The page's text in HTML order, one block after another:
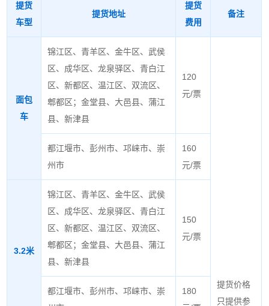
提货
车型
提货地址
提货
费用
备注
面包
车
锦江区、青羊区、金牛区、武侯
区、成华区、龙泉驿区、青白江
区、新都区、温江区、双流区、
郫都区；金堂县、大邑县、蒲江
县、新津县
120
元/票
提货价格
只提供参
都江堰市、彭州市、邛崃市、崇
州市
160
元/票
3.2米
锦江区、青羊区、金牛区、武侯
区、成华区、龙泉驿区、青白江
区、新都区、温江区、双流区、
郫都区；金堂县、大邑县、蒲江
县、新津县
150
元/票
都江堰市、彭州市、邛崃市、崇
180